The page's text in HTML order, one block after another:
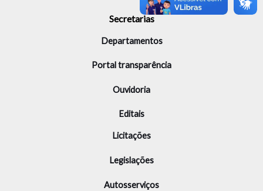
Secretarias
Departamentos
Portal transparência
Ouvidoria
Editais
Licitações
Legislações
Autosserviços